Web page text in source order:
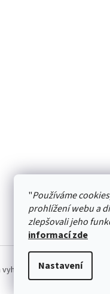
"Používáme
prohlížení webu a
zlepšovali jeho
informací zde
Nastavení
vyhrazena.Upravit nastavení